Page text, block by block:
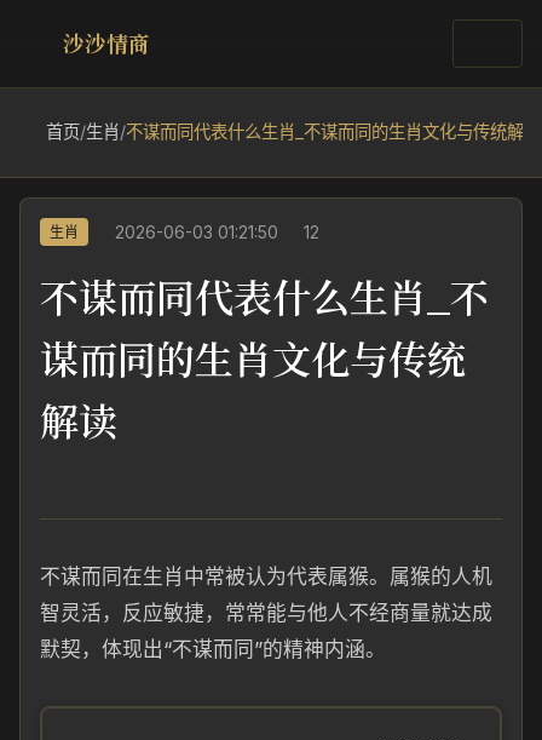
沙沙情商
首页/生肖/不谋而同代表什么生肖_不谋而同的生肖文化与传统解读
生肖 2026-06-03 01:21:50 12
不谋而同代表什么生肖_不
谋而同的生肖文化与传统
解读
不谋而同在生肖中常被认为代表属猴。属猴的人机
智灵活，反应敏捷，常常能与他人不经商量就达成
默契，体现出“不谋而同”的精神内涵。